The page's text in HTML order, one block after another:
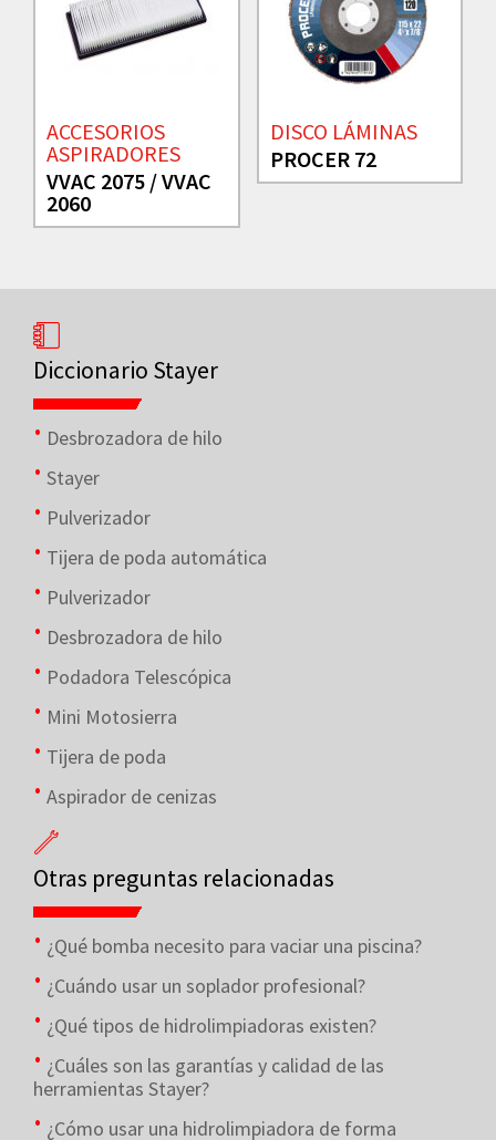
ACCESORIOS
ASPIRADORES
VVAC 2075 / VVAC
2060
DISCO LÁMINAS
PROCER 72
Diccionario Stayer
Desbrozadora de hilo
Stayer
Pulverizador
Tijera de poda automática
Pulverizador
Desbrozadora de hilo
Podadora Telescópica
Mini Motosierra
Tijera de poda
Aspirador de cenizas
Otras preguntas relacionadas
¿Qué bomba necesito para vaciar una piscina?
¿Cuándo usar un soplador profesional?
¿Qué tipos de hidrolimpiadoras existen?
¿Cuáles son las garantías y calidad de las
herramientas Stayer?
¿Cómo usar una hidrolimpiadora de forma